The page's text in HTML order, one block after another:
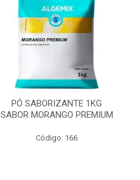
PÓ SABORIZANTE 1KG
SABOR MORANGO PREMIUM
Código: 166